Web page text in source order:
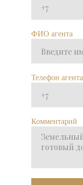
ФИО агента
Телефон агента
Комментарий